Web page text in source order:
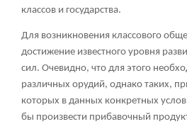
классов и государства.
Для возникновения классового
достижение известного уровня
сил. Очевидно, что для этого
различных орудий, однако таких,
которых в данных конкретных
бы произвести прибавочный